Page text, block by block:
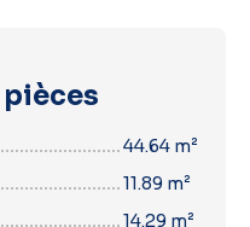
pièces
44.64 m²
11.89 m²
14.29 m²